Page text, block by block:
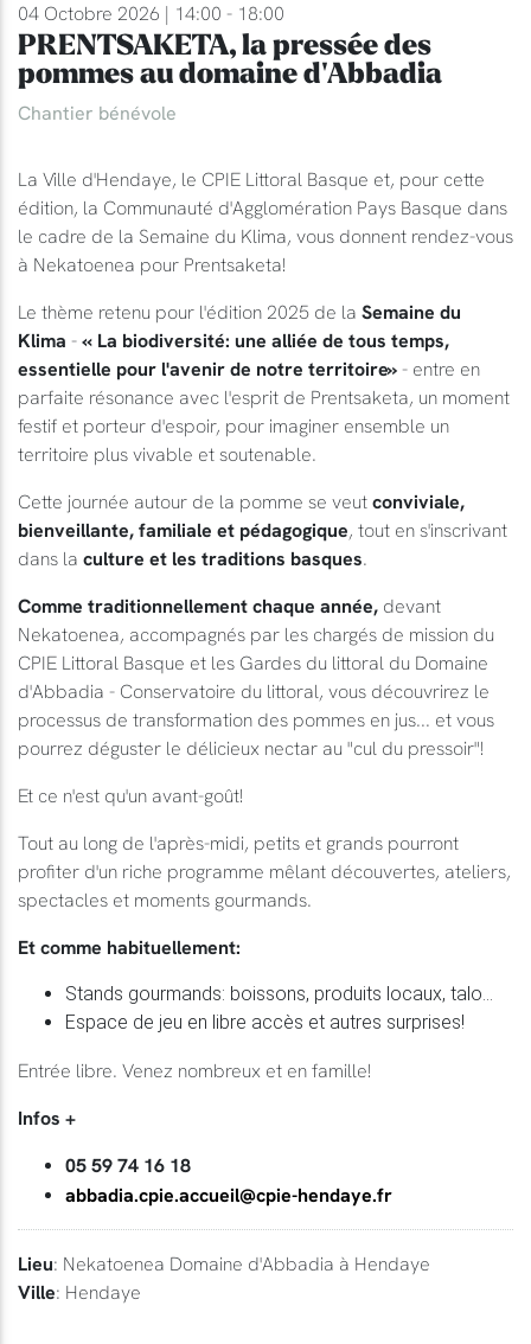
04 Octobre 2026 | 14:00 - 18:00
PRENTSAKETA, la pressée des
pommes au domaine d'Abbadia
Chantier bénévole
La Ville d'Hendaye, le CPIE Littoral Basque et, pour cette
édition, la Communauté d'Agglomération Pays Basque dans
le cadre de la Semaine du Klima, vous donnent rendez-vous
à Nekatoenea pour Prentsaketa!
Le thème retenu pour l'édition 2025 de la Semaine du
Klima - « La biodiversité: une alliée de tous temps,
essentielle pour l'avenir de notre territoire» - entre en
parfaite résonance avec l'esprit de Prentsaketa, un moment
festif et porteur d'espoir, pour imaginer ensemble un
territoire plus vivable et soutenable.
Cette journée autour de la pomme se veut conviviale,
bienveillante, familiale et pédagogique, tout en s'inscrivant
dans la culture et les traditions basques.
Comme traditionnellement chaque année, devant
Nekatoenea, accompagnés par les chargés de mission du
CPIE Littoral Basque et les Gardes du littoral du Domaine
d'Abbadia - Conservatoire du littoral, vous découvrirez le
processus de transformation des pommes en jus... et vous
pourrez déguster le délicieux nectar au "cul du pressoir"!
Et ce n'est qu'un avant-goût!
Tout au long de l'après-midi, petits et grands pourront
profiter d'un riche programme mêlant découvertes, ateliers,
spectacles et moments gourmands.
Et comme habituellement:
Stands gourmands: boissons, produits locaux, talo...
Espace de jeu en libre accès et autres surprises!
Entrée libre. Venez nombreux et en famille!
Infos +
05 59 74 16 18
abbadia.cpie.accueil@cpie-hendaye.fr
Lieu: Nekatoenea Domaine d'Abbadia à Hendaye
Ville: Hendaye